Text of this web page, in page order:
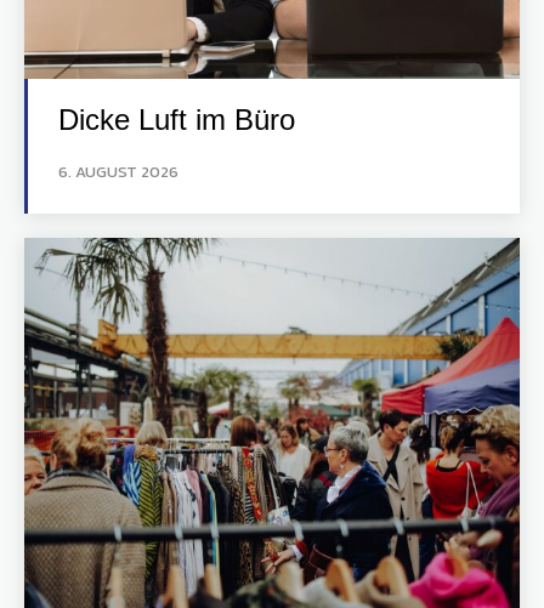
Dicke Luft im Büro
6. AUGUST 2026